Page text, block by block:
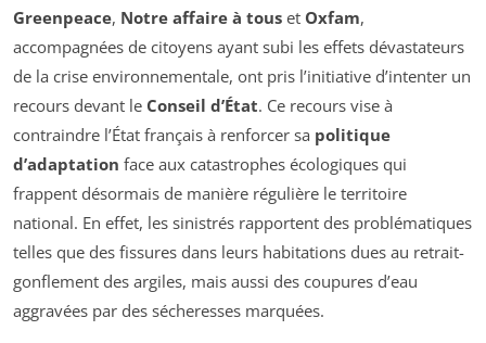
Greenpeace, Notre affaire à tous et Oxfam,
accompagnées de citoyens ayant subi les effets dévastateurs
de la crise environnementale, ont pris l’initiative d’intenter un
recours devant le Conseil d’État. Ce recours vise à
contraindre l’État français à renforcer sa politique
d’adaptation face aux catastrophes écologiques qui
frappent désormais de manière régulière le territoire
national. En effet, les sinistrés rapportent des problématiques
telles que des fissures dans leurs habitations dues au retrait-
gonflement des argiles, mais aussi des coupures d’eau
aggravées par des sécheresses marquées.